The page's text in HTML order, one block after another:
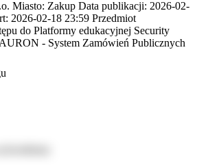
Miasto: Zakup Data publikacji: 2026-02-
2026-02-18 23:59 Przedmiot
do Platformy edukacyjnej Security
- System Zamówień Publicznych